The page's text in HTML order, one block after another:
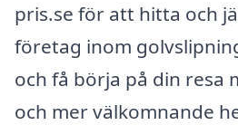
pris.se för att hitta och
företag inom
och få börja på din resa
och mer välkomnande